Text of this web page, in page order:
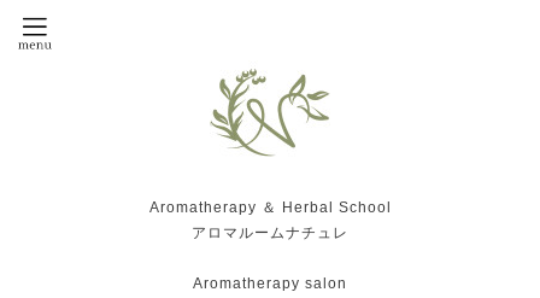
Aromatherapy ＆ Herbal School
アロマルームナチュレ
Aromatherapy salon